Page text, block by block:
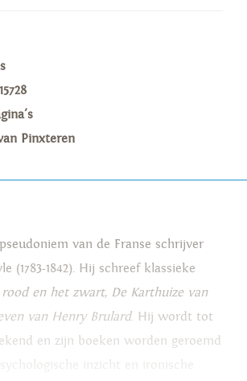
Pinxteren
van de Franse schrijver
(1783-1842). Hij schreef klassieke
en het zwart, De Karthuize van
van Henry Brulard. Hij wordt tot
en zijn boeken worden geroemd